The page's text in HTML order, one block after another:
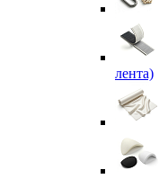
лента)